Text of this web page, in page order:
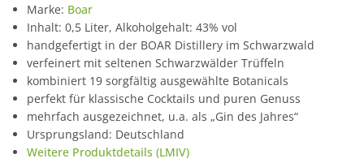
Marke: Boar
Inhalt: 0,5 Liter, Alkoholgehalt: 43% vol
handgefertigt in der BOAR Distillery im Schwarzwald
verfeinert mit seltenen Schwarzwälder Trüffeln
kombiniert 19 sorgfältig ausgewählte Botanicals
perfekt für klassische Cocktails und puren Genuss
mehrfach ausgezeichnet, u.a. als „Gin des Jahres“
Ursprungsland: Deutschland
Weitere Produktdetails (LMIV)